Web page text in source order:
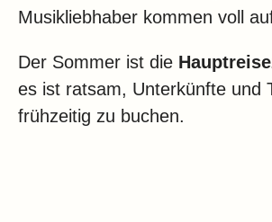
Musikliebhaber kommen voll
Der Sommer ist die
es ist ratsam, Unterkünfte und
frühzeitig zu buchen.